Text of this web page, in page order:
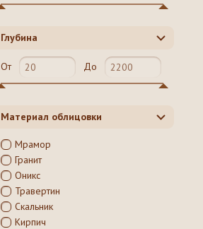
Глубина
От До
Материал облицовки
Мрамор
Гранит
Оникс
Травертин
Скальник
Кирпич